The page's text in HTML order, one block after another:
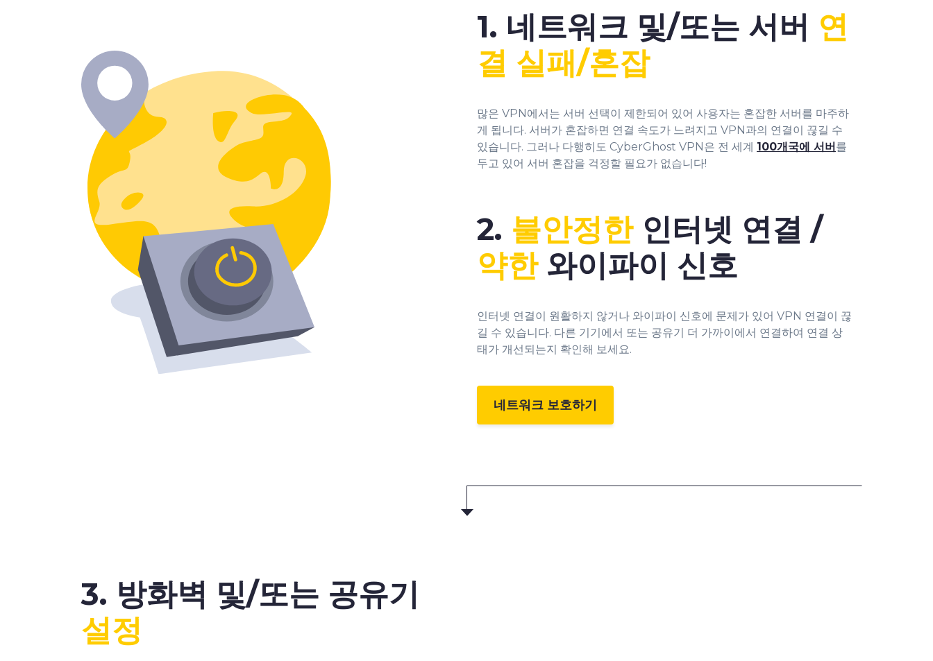
1. 네트워크 및/또는 서버 연
결 실패/혼잡
많은 VPN에서는 서버 선택이 제한되어 있어 사용자는 혼잡한 서버를 마주하
게 됩니다. 서버가 혼잡하면 연결 속도가 느려지고 VPN과의 연결이 끊길 수
있습니다. 그러나 다행히도 CyberGhost VPN은 전 세계 100개국에 서버 를
두고 있어 서버 혼잡을 걱정할 필요가 없습니다!
2. 불안정한인터넷 연결 /
약한와이파이 신호
인터넷 연결이 원활하지 않거나 와이파이 신호에 문제가 있어 VPN 연결이 끊
길 수 있습니다. 다른 기기에서 또는 공유기 더 가까이에서 연결하여 연결 상
태가 개선되는지 확인해 보세요.
네트워크 보호하기
3. 방화벽 및/또는 공유기
설정